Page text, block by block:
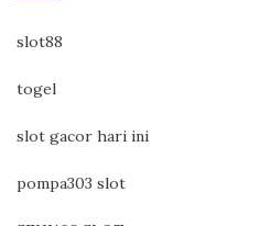
slot88
togel
slot gacor hari ini
pompa303 slot